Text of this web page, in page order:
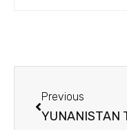
Previous